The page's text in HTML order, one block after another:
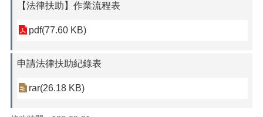
【法律扶助】作業流程表
pdf(77.60 KB)
申請法律扶助紀錄表
rar(26.18 KB)